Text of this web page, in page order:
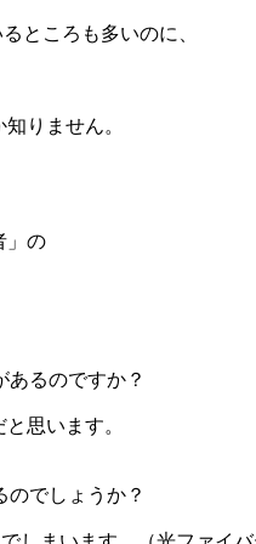
ところも多いのに、
りません。
」の
るのですか？
思います。
でしょうか？